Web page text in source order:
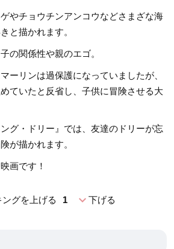
やチョウチンアンコウなどさまざな海
と描かれます。
の関係性や親のエゴ。
ーリンは過保護になっていましたが、
ていたと反省し、子供に冒険させる大
グ・ドリー』では、友達のドリーが忘
が描かれます。
画です！
ングを上げる 1 expand_more下げる